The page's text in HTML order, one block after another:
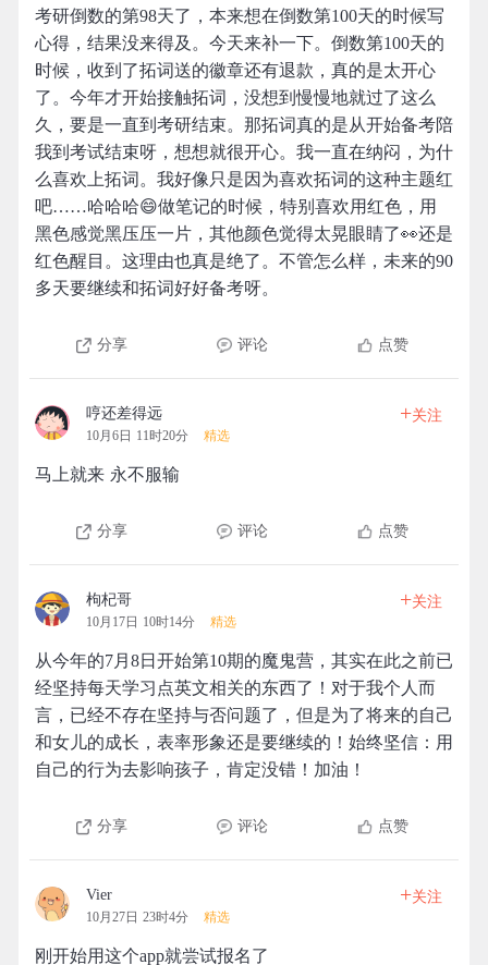
考研倒数的第98天了，本来想在倒数第100天的时候写
心得，结果没来得及。今天来补一下。倒数第100天的
时候，收到了拓词送的徽章还有退款，真的是太开心
了。今年才开始接触拓词，没想到慢慢地就过了这么
久，要是一直到考研结束。那拓词真的是从开始备考陪
我到考试结束呀，想想就很开心。我一直在纳闷，为什
么喜欢上拓词。我好像只是因为喜欢拓词的这种主题红
吧……哈哈哈😄做笔记的时候，特别喜欢用红色，用
黑色感觉黑压压一片，其他颜色觉得太晃眼睛了👀还是
红色醒目。这理由也真是绝了。不管怎么样，未来的90
多天要继续和拓词好好备考呀。
分享 评论 点赞
哼还差得远
10月6日 11时20分 精选
+关注
马上就来 永不服输
分享 评论 点赞
枸杞哥
10月17日 10时14分 精选
+关注
从今年的7月8日开始第10期的魔鬼营，其实在此之前已
经坚持每天学习点英文相关的东西了！对于我个人而
言，已经不存在坚持与否问题了，但是为了将来的自己
和女儿的成长，表率形象还是要继续的！始终坚信：用
自己的行为去影响孩子，肯定没错！加油！
分享 评论 点赞
Vier
10月27日 23时4分 精选
+关注
刚开始用这个app就尝试报名了